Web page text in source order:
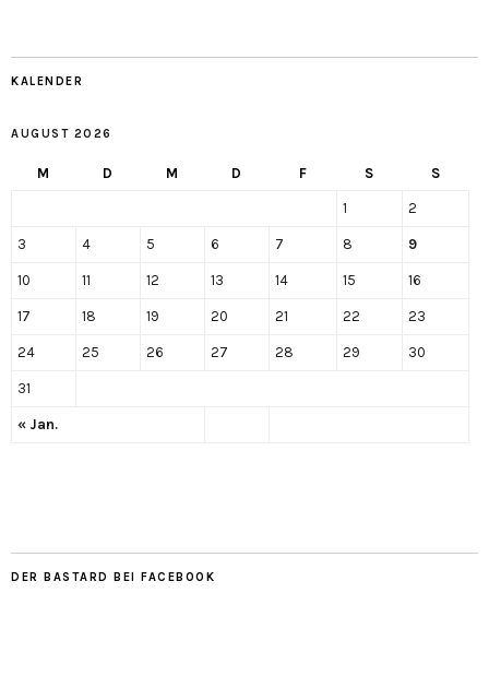
KALENDER
AUGUST 2026
M D M D F S S
« Jan.
1 2
3 4 5 6 7 8 9
10 11 12 13 14 15 16
17 18 19 20 21 22 23
24 25 26 27 28 29 30
31
DER BASTARD BEI FACEBOOK